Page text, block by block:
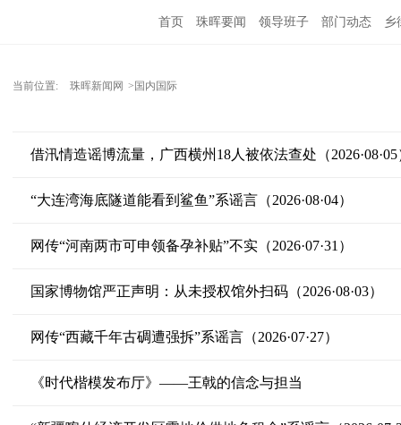
首页 珠晖要闻 领导班子 部门动态 乡
当前位置: 珠晖新闻网 >国内国际
借汛情造谣博流量，广西横州18人被依法查处（2026·08·05
“大连湾海底隧道能看到鲨鱼”系谣言（2026·08·04）
网传“河南两市可申领备孕补贴”不实（2026·07·31）
国家博物馆严正声明：从未授权馆外扫码（2026·08·03）
网传“西藏千年古碉遭强拆”系谣言（2026·07·27）
《时代楷模发布厅》——王戟的信念与担当